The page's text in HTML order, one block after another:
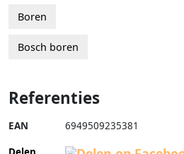
Boren
Bosch boren
Referenties
EAN 6949509235381